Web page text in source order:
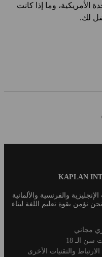
الأمريكية، وما إذا كانت
لك.
KAPLAN
والفرنسية والألمانية
نؤمن بقوة تعليم اللغة لبناء
مجاني
الـ 18
والتقنيات الأخرى